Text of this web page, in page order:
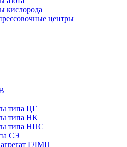
кислорода
центры
типа ЦГ
типа НК
типа НПС
СЭ
ГДМП